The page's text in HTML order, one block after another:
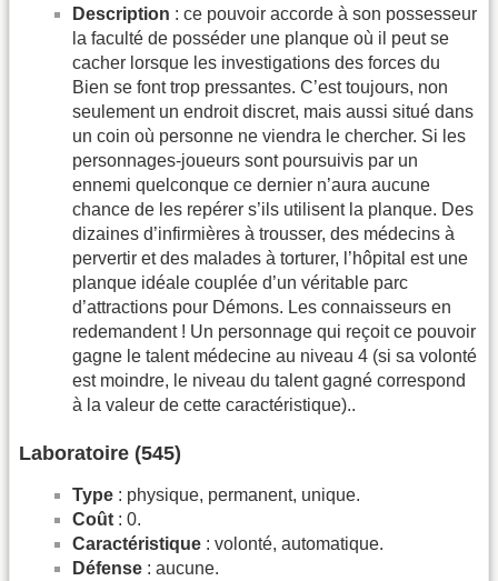
Description : ce pouvoir accorde à son possesseur
la faculté de posséder une planque où il peut se
cacher lorsque les investigations des forces du
Bien se font trop pressantes. C’est toujours, non
seulement un endroit discret, mais aussi situé dans
un coin où personne ne viendra le chercher. Si les
person­nages-joueurs sont poursuivis par un
ennemi quelconque ce dernier n’aura aucune
chance de les repérer s’ils utilisent la planque. Des
dizaines d’infir­mières à trousser, des médecins à
pervertir et des malades à torturer, l’hôpi­tal est une
planque idéale couplée d’un véritable parc
d’attractions pour Démons. Les connaisseurs en
redemandent ! Un personnage qui reçoit ce pouvoir
gagne le talent médecine au niveau 4 (si sa volonté
est moindre, le niveau du talent gagné correspond
à la valeur de cette caractéristique)..
Laboratoire (545)
Type : physique, permanent, unique.
Coût : 0.
Caractéristique : volonté, automatique.
Défense : aucune.